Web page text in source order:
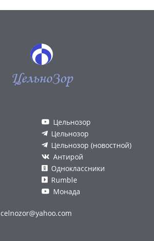
ЦельноЗор
Цельнозор
Цельнозор
Цельнозор (новостной)
Антирой
Одноклассники
Rumble
Монада
celnozor@yahoo.com